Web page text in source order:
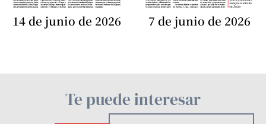
14 de junio de 2026 7 de junio de 2026
Te puede interesar